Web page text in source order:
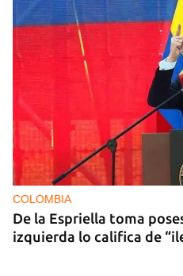
COLOMBIA
De la Espriella toma
izquierda lo califica de